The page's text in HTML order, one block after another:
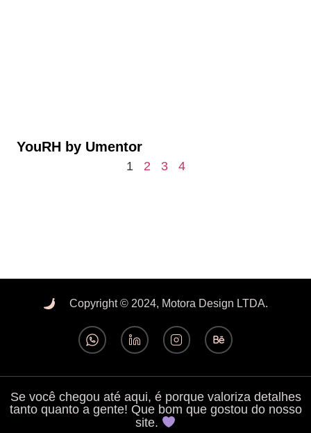
YouRH by Umentor
1 2 3 4
Copyright © 2024, Motora Design LTDA.
Se você chegou até aqui, é porque valoriza detalhes
tanto quanto a gente! Que bom que gostou do nosso
site.